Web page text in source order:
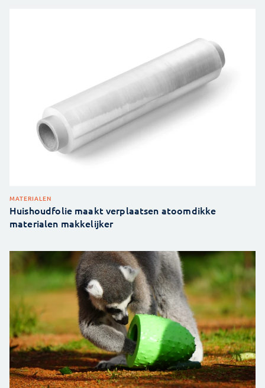
MATERIALEN
Huishoudfolie maakt verplaatsen atoomdikke
materialen makkelijker